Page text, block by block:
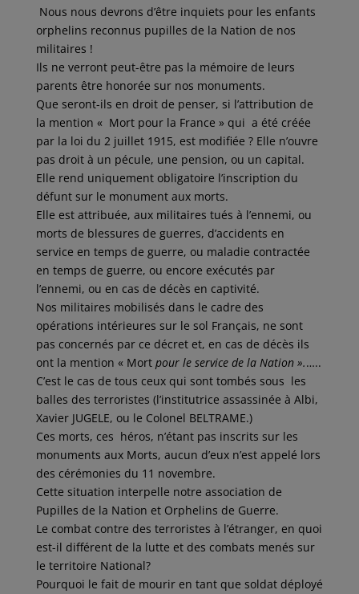
Nous nous devrons d’être inquiets pour les enfants
orphelins reconnus pupilles de la Nation de nos
militaires !
Ils ne verront peut-être pas la mémoire de leurs
parents être honorée sur nos monuments.
Que seront-ils en droit de penser, si l’attribution de
la mention « Mort pour la France » qui a été créée
par la loi du 2 juillet 1915, est modifiée ? Elle n’ouvre
pas droit à un pécule, une pension, ou un capital.
Elle rend uniquement obligatoire l’inscription du
défunt sur le monument aux morts.
Elle est attribuée, aux militaires tués à l’ennemi, ou
morts de blessures de guerres, d’accidents en
service en temps de guerre, ou maladie contractée
en temps de guerre, ou encore exécutés par
l’ennemi, ou en cas de décès en captivité.
Nos militaires mobilisés dans le cadre des
opérations intérieures sur le sol Français, ne sont
pas concernés par ce décret et, en cas de décès ils
ont la mention « Mortpour le service de la Nation ».…..
C’est le cas de tous ceux qui sont tombés sous les
balles des terroristes (l’institutrice assassinée à Albi,
Xavier JUGELE, ou le Colonel BELTRAME.)
Ces morts, ces héros, n’étant pas inscrits sur les
monuments aux Morts, aucun d’eux n’est appelé lors
des cérémonies du 11 novembre.
Cette situation interpelle notre association de
Pupilles de la Nation et Orphelins de Guerre.
Le combat contre des terroristes à l’étranger, en quoi
est-il différent de la lutte et des combats menés sur
le territoire National?
Pourquoi le fait de mourir en tant que soldat déployé